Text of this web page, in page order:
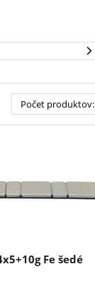
Počet produktov:
Fe šedé